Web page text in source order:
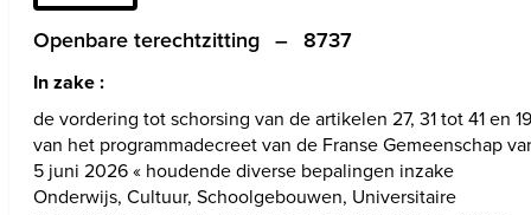
Openbare terechtzitting – 8737
In zake :
de vordering tot schorsing van de artikelen 27, 31 tot 41 en
van het programmadecreet van de Franse Gemeenschap
5 juni 2026 « houdende diverse bepalingen inzake
Onderwijs, Cultuur, Schoolgebouwen, Universitaire